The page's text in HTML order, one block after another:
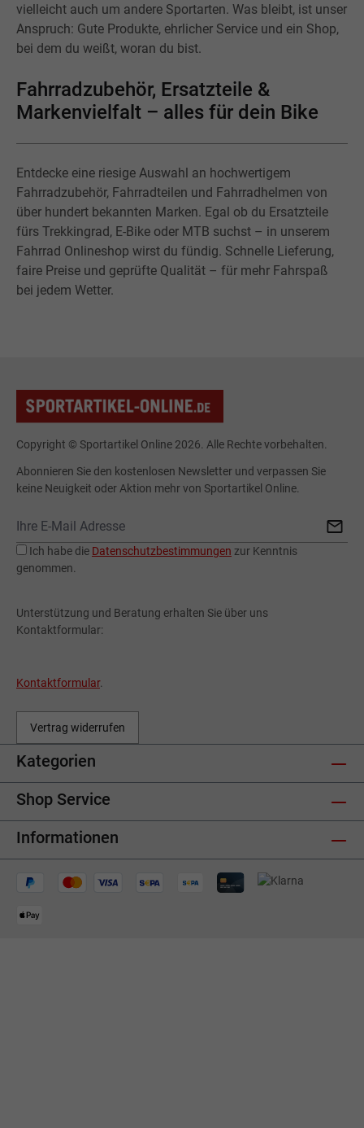
vielleicht auch um andere Sportarten. Was bleibt, ist unser
Anspruch: Gute Produkte, ehrlicher Service und ein Shop,
bei dem du weißt, woran du bist.
Fahrradzubehör, Ersatzteile &
Markenvielfalt – alles für dein Bike
Entdecke eine riesige Auswahl an hochwertigem
Fahrradzubehör, Fahrradteilen und Fahrradhelmen von
über hundert bekannten Marken. Egal ob du Ersatzteile
fürs Trekkingrad, E-Bike oder MTB suchst – in unserem
Fahrrad Onlineshop wirst du fündig. Schnelle Lieferung,
faire Preise und geprüfte Qualität – für mehr Fahrspaß
bei jedem Wetter.
Copyright © Sportartikel Online 2026. Alle Rechte vorbehalten.
Abonnieren Sie den kostenlosen Newsletter und verpassen Sie
keine Neuigkeit oder Aktion mehr von Sportartikel Online.
Ich habe die Datenschutzbestimmungen zur Kenntnis
genommen.
Unterstützung und Beratung erhalten Sie über uns
Kontaktformular:
Kontaktformular.
Vertrag widerrufen
Kategorien
Shop Service
Informationen